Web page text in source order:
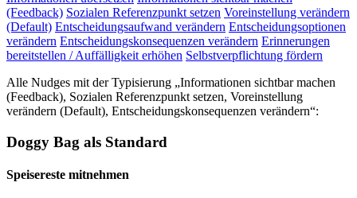
(Feedback) Sozialen Referenzpunkt setzen Voreinstellung verändern
(Default) Entscheidungsaufwand verändern Entscheidungsoptionen
verändern Entscheidungskonsequenzen verändern Erinnerungen
bereitstellen / Auffälligkeit erhöhen Selbstverpflichtung fördern
Alle Nudges mit der Typisierung „Informationen sichtbar machen
(Feedback), Sozialen Referenzpunkt setzen, Voreinstellung
verändern (Default), Entscheidungskonsequenzen verändern“:
Doggy Bag als Standard
Speisereste mitnehmen